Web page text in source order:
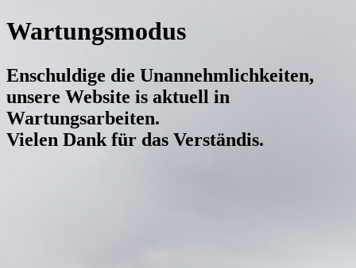
Wartungsmodus
Enschuldige die Unannehmlichkeiten,
unsere Website is aktuell in
Wartungsarbeiten.
Vielen Dank für das Verständis.